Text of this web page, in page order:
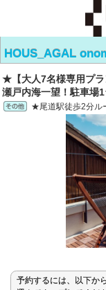
HOUS_AGAL
★【大人7名様専用プラ
瀬戸内海一望！駐車場
★尾道駅徒歩2分ル
予約するには、以下か